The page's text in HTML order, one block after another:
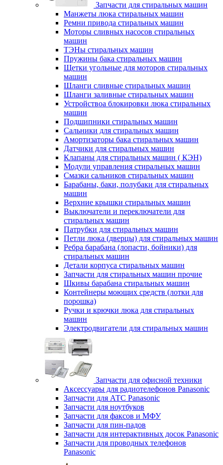
Запчасти для стиральных машин
Манжеты люка стиральных машин
Ремни привода стиральных машин
Моторы сливных насосов стиральных
машин
ТЭНы стиральных машин
Пружины бака стиральных машин
Щетки угольные для моторов стиральных
машин
Шланги сливные стиральных машин
Шланги заливные стиральных машин
Устройствоа блокировки люка стиральных
машин
Подшипники стиральных машин
Сальники для стиральных машин
Амортизаторы бака стиральных машин
Датчики для стиральных машин
Клапаны для стиральных машин ( КЭН)
Модули управления стиральных машин
Смазки сальников стиральных машин
Барабаны, баки, полубаки для стиральных
машин
Верхние крышки стиральных машин
Выключатели и переключатели для
стиральных машин
Патрубки для стиральных машин
Петли люка (дверцы) для стиральных машин
Ребра барабана (лопасти, бойники) для
стиральных машин
Детали корпуса стиральных машин
Запчасти для стиральных машин прочие
Шкивы барабана стиральных машин
Контейнеры моющих средств (лотки для
порошка)
Ручки и крючки люка для стиральных
машин
Электродвигатели для стиральных машин
Запчасти для офисной техники
Аксессуары для радиотелефонов Panasonic
Запчасти для АТС Panasonic
Запчасти для ноутбуков
Запчасти для факсов и МФУ
Запчасти для пин-падов
Запчасти для интерактивных досок Panasonic
Запчасти для проводных телефонов
Panasonic